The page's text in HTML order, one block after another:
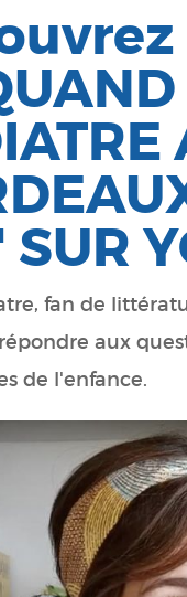
SUR
fan de
aux
de l'enfance.